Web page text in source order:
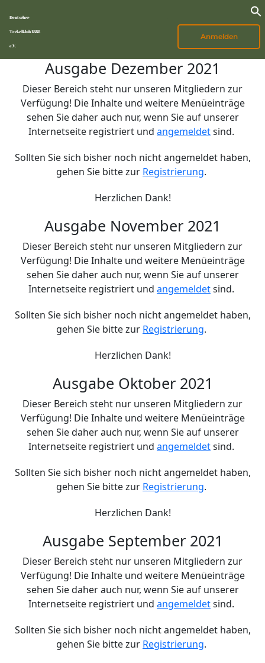
Deutscher
Teckelklub 1888
e.V.
Anmelden
Ausgabe Dezember 2021
Dieser Bereich steht nur unseren Mitgliedern zur
Verfügung! Die Inhalte und weitere Menüeinträge
sehen Sie daher auch nur, wenn Sie auf unserer
Internetseite registriert und angemeldetsind.
Sollten Sie sich bisher noch nicht angemeldet haben,
gehen Sie bitte zur Registrierung.
Herzlichen Dank!
Ausgabe November 2021
Dieser Bereich steht nur unseren Mitgliedern zur
Verfügung! Die Inhalte und weitere Menüeinträge
sehen Sie daher auch nur, wenn Sie auf unserer
Internetseite registriert und angemeldetsind.
Sollten Sie sich bisher noch nicht angemeldet haben,
gehen Sie bitte zur Registrierung.
Herzlichen Dank!
Ausgabe Oktober 2021
Dieser Bereich steht nur unseren Mitgliedern zur
Verfügung! Die Inhalte und weitere Menüeinträge
sehen Sie daher auch nur, wenn Sie auf unserer
Internetseite registriert und angemeldetsind.
Sollten Sie sich bisher noch nicht angemeldet haben,
gehen Sie bitte zur Registrierung.
Herzlichen Dank!
Ausgabe September 2021
Dieser Bereich steht nur unseren Mitgliedern zur
Verfügung! Die Inhalte und weitere Menüeinträge
sehen Sie daher auch nur, wenn Sie auf unserer
Internetseite registriert und angemeldetsind.
Sollten Sie sich bisher noch nicht angemeldet haben,
gehen Sie bitte zur Registrierung.